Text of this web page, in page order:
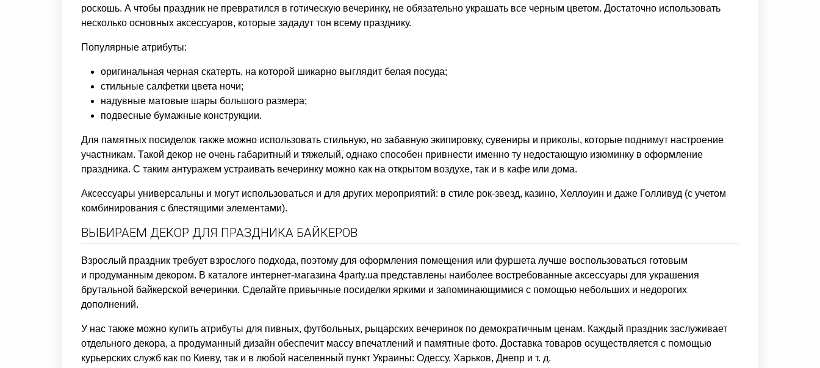
роскошь. А чтобы праздник не превратился в готическую вечеринку, не обязательно украшать все черным цветом. Достаточно использовать
несколько основных аксессуаров, которые зададут тон всему празднику.
Популярные атрибуты:
оригинальная черная скатерть, на которой шикарно выглядит белая посуда;
стильные салфетки цвета ночи;
надувные матовые шары большого размера;
подвесные бумажные конструкции.
Для памятных посиделок также можно использовать стильную, но забавную экипировку, сувениры и приколы, которые поднимут настроение
участникам. Такой декор не очень габаритный и тяжелый, однако способен привнести именно ту недостающую изюминку в оформление
праздника. С таким антуражем устраивать вечеринку можно как на открытом воздухе, так и в кафе или дома.
Аксессуары универсальны и могут использоваться и для других мероприятий: в стиле рок-звезд, казино, Хеллоуин и даже Голливуд (с учетом
комбинирования с блестящими элементами).
ВЫБИРАЕМ ДЕКОР ДЛЯ ПРАЗДНИКА БАЙКЕРОВ
Взрослый праздник требует взрослого подхода, поэтому для оформления помещения или фуршета лучше воспользоваться готовым
и продуманным декором. В каталоге интернет-магазина 4party.ua представлены наиболее востребованные аксессуары для украшения
брутальной байкерской вечеринки. Сделайте привычные посиделки яркими и запоминающимися с помощью небольших и недорогих
дополнений.
У нас также можно купить атрибуты для пивных, футбольных, рыцарских вечеринок по демократичным ценам. Каждый праздник заслуживает
отдельного декора, а продуманный дизайн обеспечит массу впечатлений и памятные фото. Доставка товаров осуществляется с помощью
курьерских служб как по Киеву, так и в любой населенный пункт Украины: Одессу, Харьков, Днепр и т. д.